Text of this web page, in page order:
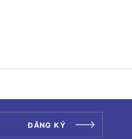
ĐĂNG KÝ